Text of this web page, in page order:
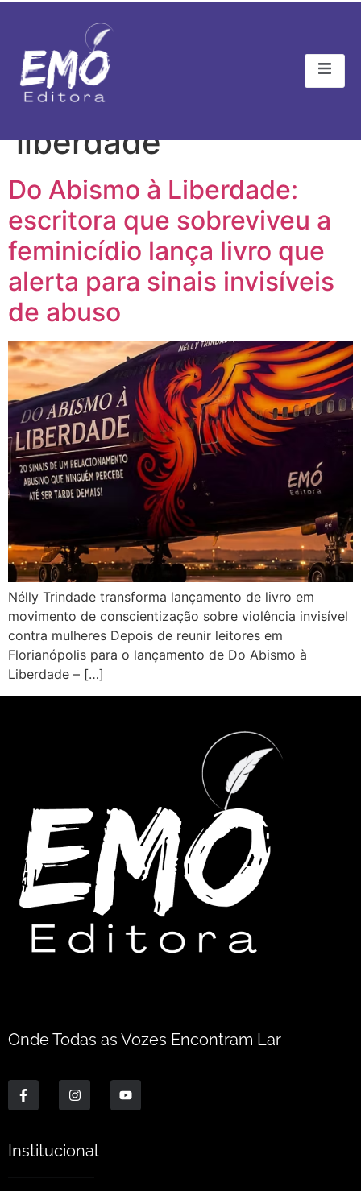
Tag:o abismo a
liberdade
Do Abismo à Liberdade:
escritora que sobreviveu a
feminicídio lança livro que
alerta para sinais invisíveis
de abuso
Nélly Trindade transforma lançamento de livro em
movimento de conscientização sobre violência invisível
contra mulheres Depois de reunir leitores em
Florianópolis para o lançamento de Do Abismo à
Liberdade – […]
Onde Todas as Vozes Encontram Lar
Institucional